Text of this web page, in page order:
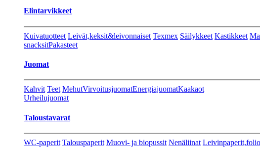
Elintarvikkeet
Kuivatuotteet Leivät,keksit&leivonnaiset Texmex Säilykkeet Kastikkeet
snacksitPakasteet
Juomat
Kahvit Teet MehutVirvoitusjuomatEnergiajuomatKaakaot
Urheilujuomat
Taloustavarat
WC-paperit Talouspaperit Muovi- ja biopussit Nenäliinat